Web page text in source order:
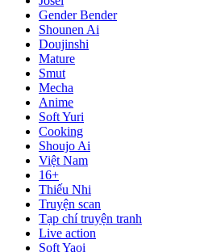
Gender Bender
Shounen Ai
Doujinshi
Mature
Smut
Mecha
Anime
Soft Yuri
Cooking
Shoujo Ai
Việt Nam
16+
Thiếu Nhi
Truyện scan
Tạp chí truyện tranh
Live action
Soft Yaoi